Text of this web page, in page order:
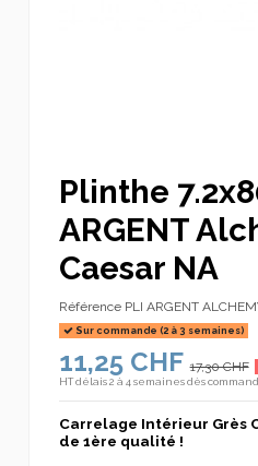
Plinthe
ARGENT
Caesar NA
Référence PLI ARGENT
Sur commande (2 à 3 semaines)
11,25 CHF 17,30 CHF
HTdélais 2 à 4 semaines dès
Carrelage Intérieur Grès
de 1ère qualité !